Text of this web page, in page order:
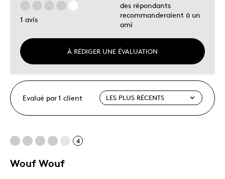
1 avis
À RÉDIGER UNE ÉVALUATION
des répondants
recommanderaient à un
ami
Evalué par 1 client
4
Wouf Wouf